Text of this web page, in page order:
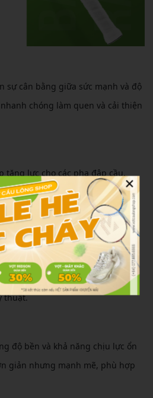
sự cân bằng giữa sức mạnh và độ
chóng làm quen và cải thiện
tăng lực cho các pha đập cầu.
cú smash tốt hơn so với các
áp lực lên cổ tay, mang lại
điều khiển, phù hợp cho người
thuật.
độ bền và khả năng chịu lực ổn
giản nhưng mạnh mẽ, phù hợp
×